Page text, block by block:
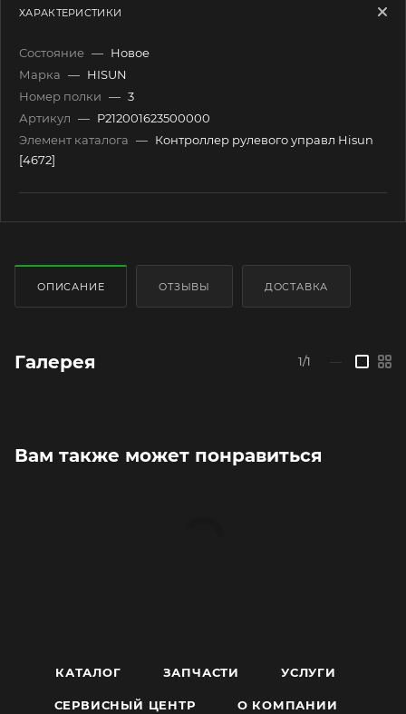
ХАРАКТЕРИСТИКИ
Состояние — Новое
Марка — HISUN
Номер полки — 3
Артикул — P212001623500000
Элемент каталога — Контроллер рулевого управл Hisun
[4672]
ОПИСАНИЕ ОТЗЫВЫ ДОСТАВКА
Галерея 1/1 —
Вам также может понравиться
КАТАЛОГ ЗАПЧАСТИ УСЛУГИ
СЕРВИСНЫЙ ЦЕНТР О КОМПАНИИ